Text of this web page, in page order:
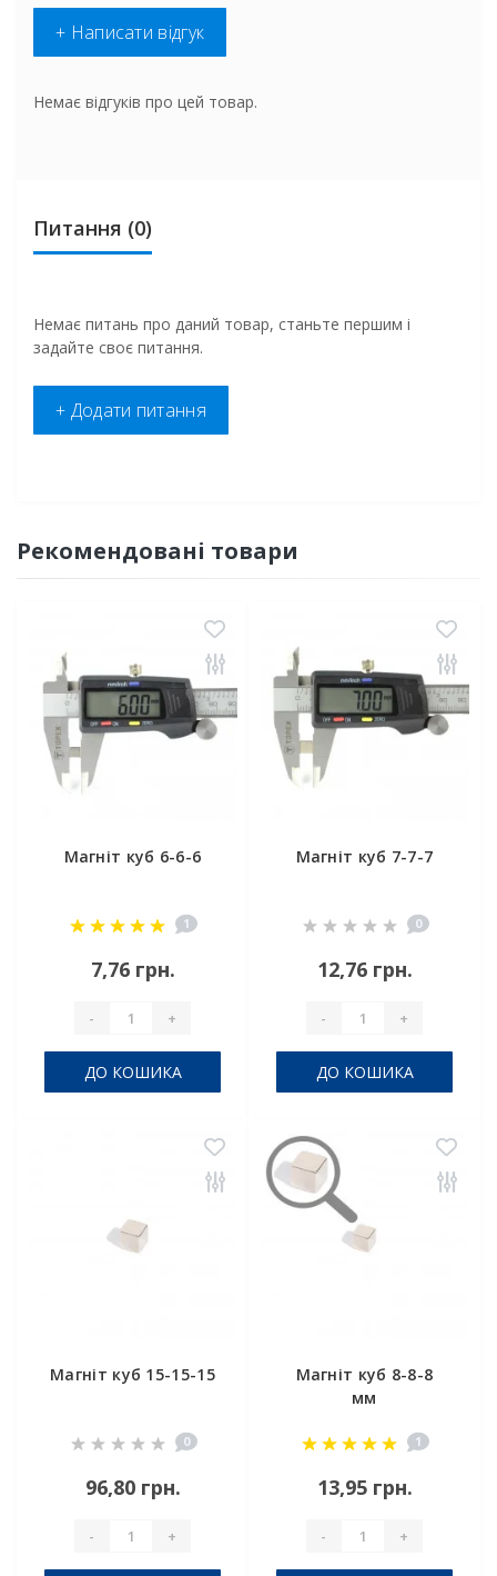
+ Написати відгук
Немає відгуків про цей товар.
Питання (0)
Немає питань про даний товар, станьте першим і
задайте своє питання.
+ Додати питання
Рекомендовані товари
Магніт куб 6-6-6
1
7,76 грн.
- +
ДО КОШИКА
Магніт куб 7-7-7
0
12,76 грн.
- +
ДО КОШИКА
Магніт куб 15-15-15
0
96,80 грн.
- +
Магніт куб 8-8-8
мм
1
13,95 грн.
- +